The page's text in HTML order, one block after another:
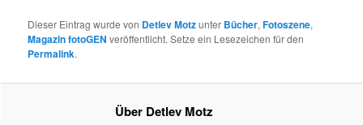
Dieser Eintrag wurde von Detlev Motzunter Bücher,Fotoszene,
Magazin fotoGEN veröffentlicht. Setze ein Lesezeichen für den
Permalink.
Über Detlev Motz